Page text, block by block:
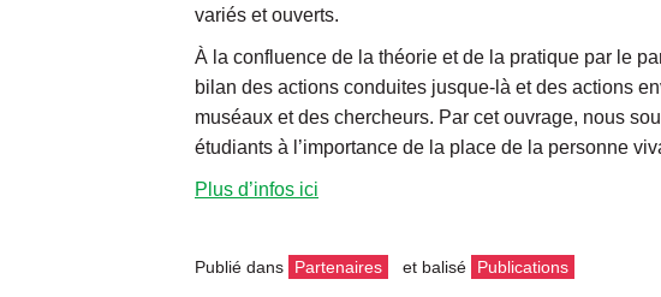
variés et ouverts.
À la confluence de la théorie et de la pratique par le
bilan des actions conduites jusque-là et des actions
muséaux et des chercheurs. Par cet ouvrage, nous
étudiants à l’importance de la place de la personne
Plus d’infos ici
Publié dans Partenaires et balisé Publications